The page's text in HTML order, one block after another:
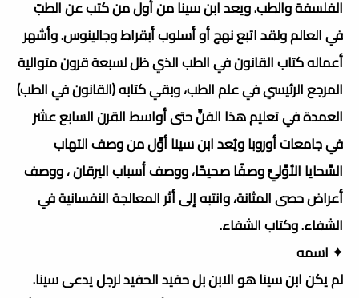
الفلسفة والطب. ويعد ابن سينا من أول من كتب عن الطبّ
في العالم ولقد اتبع نهج أو أسلوب أبقراط وجالينوس. وأشهر
أعماله كتاب القانون في الطب الذي ظل لسبعة قرون متوالية
المرجع الرئيسي في علم الطب، وبقي كتابه (القانون في الطب)
العمدة في تعليم هذا الفنِّ حتى أواسط القرن السابع عشر
في جامعات أوروبا ويُعد ابن سينا أوَّل من وصف التهاب
السَّحايا الأوَّليِّ وصفًا صحيحًا، ووصف أسباب اليرقان ، ووصف
أعراض حصى المثانة، وانتبه إلى أثر المعالجة النفسانية في
الشفاء. وكتاب الشفاء.
✦ اسمه
لم يكن ابن سينا هو الابن بل حفيد الحفيد لرجل يدعى سينا.